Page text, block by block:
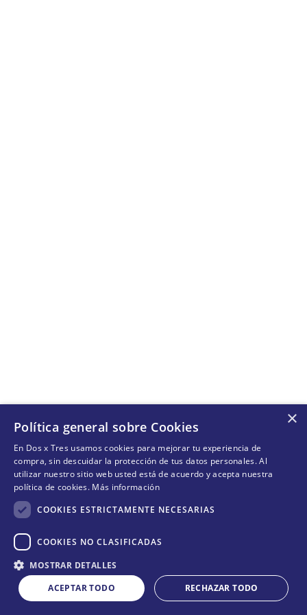
×
Política general sobre Cookies
En Dos x Tres usamos cookies para mejorar tu experiencia de
compra, sin descuidar la protección de tus datos personales. Al
utilizar nuestro sitio web usted está de acuerdo y acepta nuestra
política de cookies. Más información
COOKIES ESTRICTAMENTE NECESARIAS
COOKIES NO CLASIFICADAS
MOSTRAR DETALLES
ACEPTAR TODO
RECHAZAR TODO